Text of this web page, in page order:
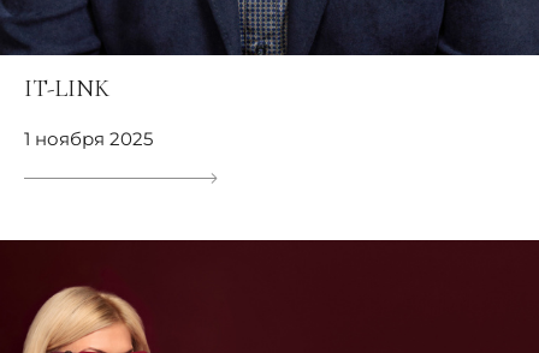
IT-LINK
1 ноября 2025